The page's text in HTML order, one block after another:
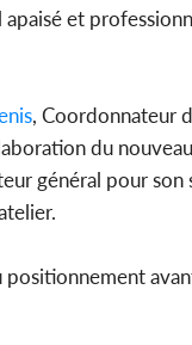
et
, Coordonnateur
du
général pour